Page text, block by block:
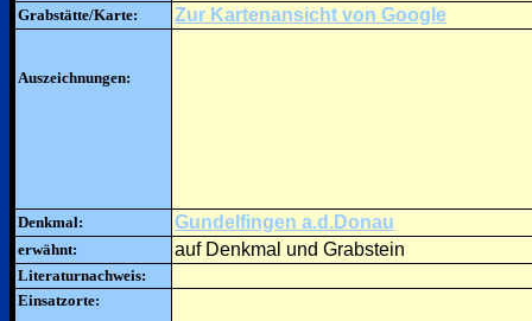
Grabstätte/Karte: Zur Kartenansicht von Google
Auszeichnungen:
Denkmal: Gundelfingen a.d.Donau
erwähnt: auf Denkmal und Grabstein
Literaturnachweis:
Einsatzorte: